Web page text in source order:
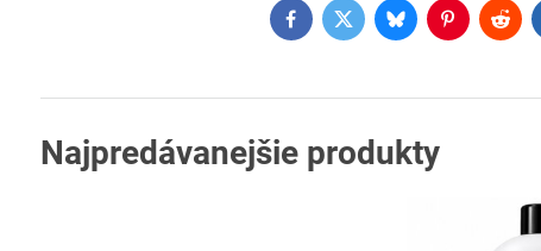
FacebookTwitterBlueskyPinterest
Najpredávanejšie produkty